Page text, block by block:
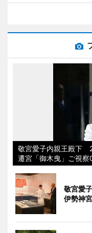
敬宮愛子内親王殿下
遷宮「御木曳」ご視察
敬宮愛
伊勢神